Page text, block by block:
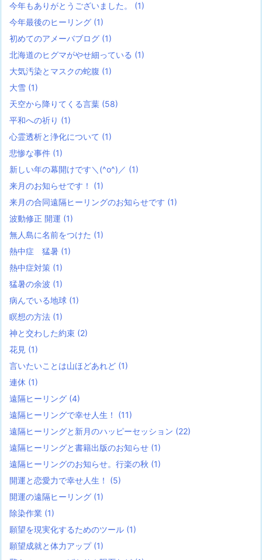
今年もありがとうございました。 (1)
今年最後のヒーリング (1)
初めてのアメーバブログ (1)
北海道のヒグマがやせ細っている (1)
大気汚染とマスクの蛇腹 (1)
大雪 (1)
天空から降りてくる言葉 (58)
平和への祈り (1)
心霊透析と浄化について (1)
悲惨な事件 (1)
新しい年の幕開けです＼(^o^)／ (1)
来月のお知らせです！ (1)
来月の合同遠隔ヒーリングのお知らせです (1)
波動修正 開運 (1)
無人島に名前をつけた (1)
熱中症 猛暑 (1)
熱中症対策 (1)
猛暑の余波 (1)
病んでいる地球 (1)
瞑想の方法 (1)
神と交わした約束 (2)
花見 (1)
言いたいことは山ほどあれど (1)
連休 (1)
遠隔ヒーリング (4)
遠隔ヒーリングで幸せ人生！ (11)
遠隔ヒーリングと新月のハッピーセッション (22)
遠隔ヒーリングと書籍出版のお知らせ (1)
遠隔ヒーリングのお知らせ。行楽の秋 (1)
開運と恋愛力で幸せ人生！ (5)
開運の遠隔ヒーリング (1)
除染作業 (1)
願望を現実化するためのツール (1)
願望成就と体力アップ (1)